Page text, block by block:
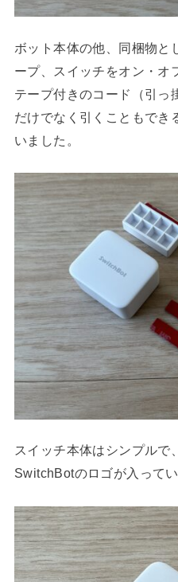
ボット本体の他、同梱物と
ープ、スイッチをオン・オ
テープ付きのコード（引っ
だけでなく引くこともでき
いました。
スイッチ本体はシンプルで
SwitchBotのロゴが入ってい